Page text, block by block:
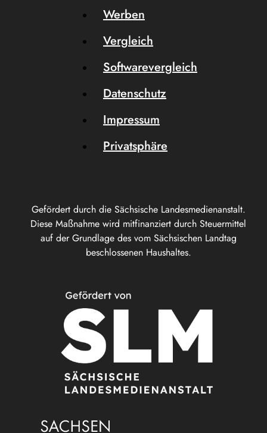
Gefördert durch die Sächsische Landesmedienanstalt.
Diese Maßnahme wird mitfinanziert durch Steuermittel
auf der Grundlage des vom Sächsischen Landtag
beschlossenen Haushaltes.
Werben
Vergleich
Softwarevergleich
Datenschutz
Impressum
Privatsphäre